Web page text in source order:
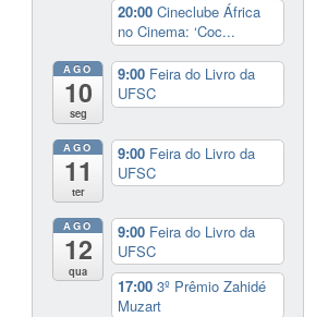
20:00Cineclube África
no Cinema: ‘Coc...
AGO
10
seg
9:00 Feira do Livro da
UFSC
AGO
11
ter
9:00 Feira do Livro da
UFSC
AGO
12
qua
9:00 Feira do Livro da
UFSC
17:003º Prêmio Zahidé
Muzart